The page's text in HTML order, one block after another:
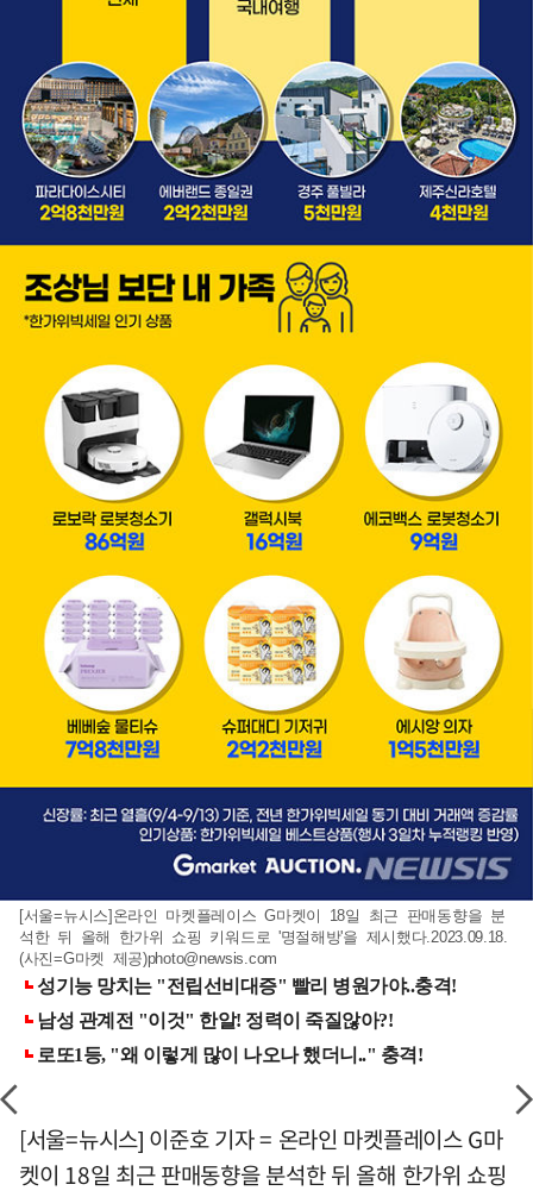
[서울=뉴시스]온라인 마켓플레이스 G마켓이 18일 최근 판매동향을 분
석한 뒤 올해 한가위 쇼핑 키워드로 '명절해방'을 제시했다.2023.09.18.
(사진=G마켓 제공)photo@newsis.com
[서울=뉴시스] 이준호 기자 = 온라인 마켓플레이스 G마
켓이 18일 최근 판매동향을 분석한 뒤 올해 한가위 쇼핑